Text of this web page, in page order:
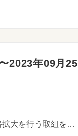
2023年09月25
海外展開を行う企業が、より一層の販路拡大に向けて、現地の嗜好・ニーズに応じた商品開発・改良、国際認証の取得、販路拡大を行う取組を支援することで、本県企業の海外展開を促進することを目的としています。